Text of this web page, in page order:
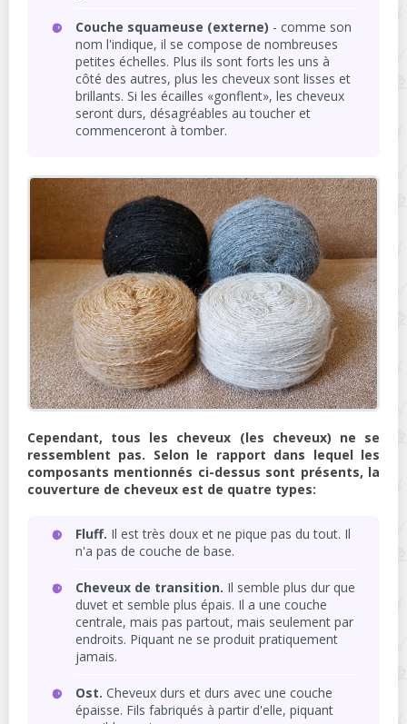
Couche squameuse (externe) - comme son
nom l'indique, il se compose de nombreuses
petites échelles. Plus ils sont forts les uns à
côté des autres, plus les cheveux sont lisses et
brillants. Si les écailles «gonflent», les cheveux
seront durs, désagréables au toucher et
commenceront à tomber.
Cependant, tous les cheveux (les cheveux) ne se
ressemblent pas. Selon le rapport dans lequel les
composants mentionnés ci-dessus sont présents, la
couverture de cheveux est de quatre types:
Fluff. Il est très doux et ne pique pas du tout. Il
n'a pas de couche de base.
Cheveux de transition. Il semble plus dur que
duvet et semble plus épais. Il a une couche
centrale, mais pas partout, mais seulement par
endroits. Piquant ne se produit pratiquement
jamais.
Ost. Cheveux durs et durs avec une couche
épaisse. Fils fabriqués à partir d'elle, piquant